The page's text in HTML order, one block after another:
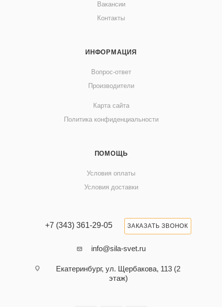
Вакансии
Контакты
ИНФОРМАЦИЯ
Вопрос-ответ
Производители
Карта сайта
Политика конфиденциальности
ПОМОЩЬ
Условия оплаты
Условия доставки
+7 (343) 361-29-05 ЗАКАЗАТЬ ЗВОНОК
info@sila-svet.ru
Екатеринбург, ул. Щербакова, 113 (2
этаж)